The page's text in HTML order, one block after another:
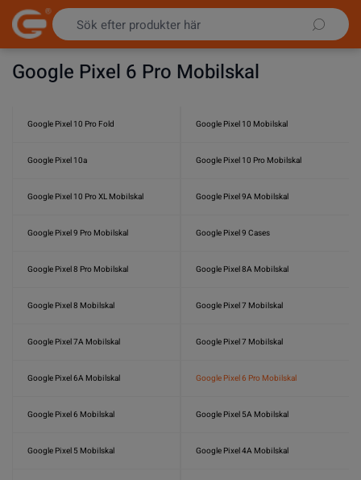
Hoppa till innehållet
Google Pixel 6 Pro Mobilskal
Google Pixel 10 Pro Fold Google Pixel 10 Mobilskal
Google Pixel 10a Google Pixel 10 Pro Mobilskal
Google Pixel 10 Pro XL Mobilskal Google Pixel 9A Mobilskal
Google Pixel 9 Pro Mobilskal Google Pixel 9 Cases
Google Pixel 8 Pro Mobilskal Google Pixel 8A Mobilskal
Google Pixel 8 Mobilskal Google Pixel 7 Mobilskal
Google Pixel 7A Mobilskal Google Pixel 7 Mobilskal
Google Pixel 6A Mobilskal Google Pixel 6 Pro Mobilskal
Google Pixel 6 Mobilskal Google Pixel 5A Mobilskal
Google Pixel 5 Mobilskal Google Pixel 4A Mobilskal